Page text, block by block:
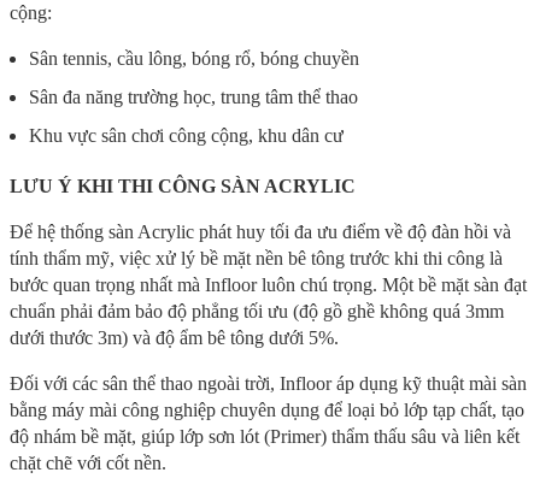
cộng:
Sân tennis, cầu lông, bóng rổ, bóng chuyền
Sân đa năng trường học, trung tâm thể thao
Khu vực sân chơi công cộng, khu dân cư
LƯU Ý KHI THI CÔNG SÀN ACRYLIC
Để hệ thống sàn Acrylic phát huy tối đa ưu điểm về độ đàn hồi và
tính thẩm mỹ, việc xử lý bề mặt nền bê tông trước khi thi công là
bước quan trọng nhất mà Infloor luôn chú trọng. Một bề mặt sàn đạt
chuẩn phải đảm bảo độ phẳng tối ưu (độ gồ ghề không quá 3mm
dưới thước 3m) và độ ẩm bê tông dưới 5%.
Đối với các sân thể thao ngoài trời, Infloor áp dụng kỹ thuật mài sàn
bằng máy mài công nghiệp chuyên dụng để loại bỏ lớp tạp chất, tạo
độ nhám bề mặt, giúp lớp sơn lót (Primer) thẩm thấu sâu và liên kết
chặt chẽ với cốt nền.